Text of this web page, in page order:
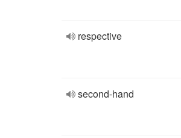
respective
second-hand